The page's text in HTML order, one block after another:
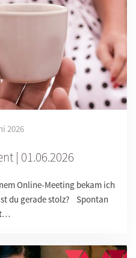
2026
| 01.06.2026
Online-Meeting bekam ich
du gerade stolz? Spontan